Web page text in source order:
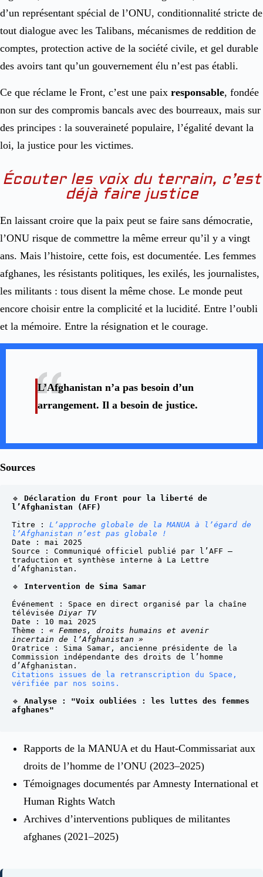
d’un représentant spécial de l’ONU, conditionnalité stricte de
tout dialogue avec les Talibans, mécanismes de reddition de
comptes, protection active de la société civile, et gel durable
des avoirs tant qu’un gouvernement élu n’est pas établi.
Ce que réclame le Front, c’est une paix responsable, fondée
non sur des compromis bancals avec des bourreaux, mais sur
des principes : la souveraineté populaire, l’égalité devant la
loi, la justice pour les victimes.
Écouter les voix du terrain, c’est
déjà faire justice
En laissant croire que la paix peut se faire sans démocratie,
l’ONU risque de commettre la même erreur qu’il y a vingt
ans. Mais l’histoire, cette fois, est documentée. Les femmes
afghanes, les résistants politiques, les exilés, les journalistes,
les militants : tous disent la même chose. Le monde peut
encore choisir entre la complicité et la lucidité. Entre l’oubli
et la mémoire. Entre la résignation et le courage.
L’Afghanistan n’a pas besoin d’un
arrangement. Il a besoin de justice.
Sources
🔹 Déclaration du Front pour la liberté de
l’Afghanistan (AFF)
Titre : L’approche globale de la MANUA à l’égard de
l’Afghanistan n’est pas globale !
Date : mai 2025
Source : Communiqué officiel publié par l’AFF –
traduction et synthèse interne à La Lettre
d’Afghanistan.
🔹 Intervention de Sima Samar
Événement : Space en direct organisé par la chaîne
télévisée Diyar TV
Date : 10 mai 2025
Thème : « Femmes, droits humains et avenir
incertain de l’Afghanistan »
Oratrice : Sima Samar, ancienne présidente de la
Commission indépendante des droits de l’homme
d’Afghanistan.
Citations issues de la retranscription du Space,
vérifiée par nos soins.
🔹 Analyse : "Voix oubliées : les luttes des femmes
afghanes"
Rapports de la MANUA et du Haut-Commissariat aux
droits de l’homme de l’ONU (2023–2025)
Témoignages documentés par Amnesty International et
Human Rights Watch
Archives d’interventions publiques de militantes
afghanes (2021–2025)